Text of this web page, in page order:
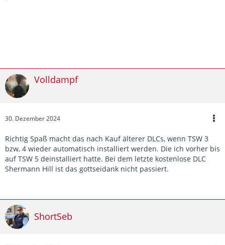
Volldampf
30. Dezember 2024
Richtig Spaß macht das nach Kauf älterer DLCs, wenn TSW 3
bzw, 4 wieder automatisch installiert werden. Die ich vorher bis
auf TSW 5 deinstalliert hatte. Bei dem letzte kostenlose DLC
Shermann Hill ist das gottseidank nicht passiert.
ShortSeb